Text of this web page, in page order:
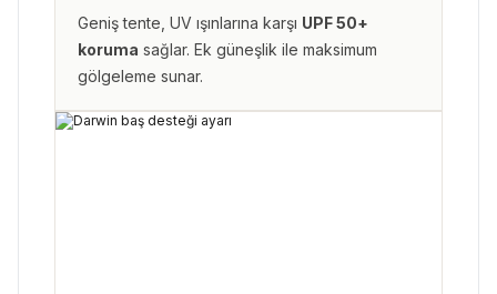
Geniş tente, UV ışınlarına karşı UPF 50+
koruma sağlar. Ek güneşlik ile maksimum
gölgeleme sunar.